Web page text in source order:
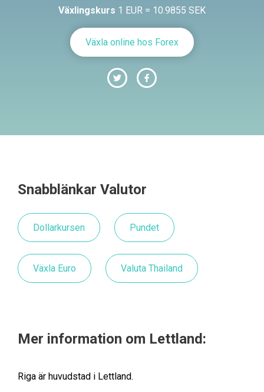
Växlingskurs 1 EUR = 10.9855 SEK
Växla online hos Forex
Snabblänkar Valutor
Dollarkursen Pundet
Växla Euro Valuta Thailand
Mer information om Lettland:
Riga är huvudstad i Lettland.